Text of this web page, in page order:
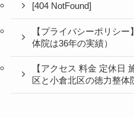
[404 NotFound]
【プライバシーポリシ
体院は36年の実績）
【アクセス 料金 定休日
区と小倉北区の徳力整体